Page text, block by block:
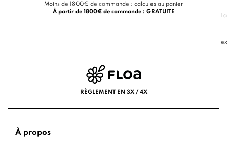
Moins de 1800€ de commande : calculés au panier
À partir de 1800€ de commande : GRATUITE
RÈGLEMENT EN 3X / 4X
À propos